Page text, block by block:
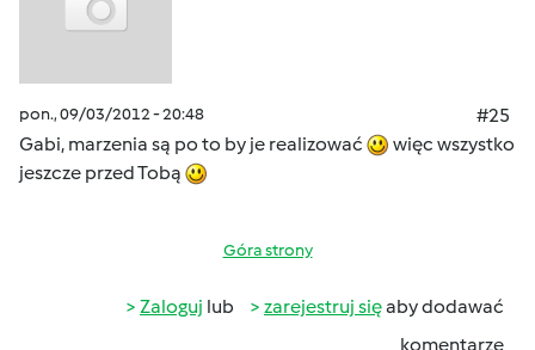
pon., 09/03/2012 - 20:48
#25
Gabi, marzenia są po to by je realizować
więc wszystko
jeszcze przed Tobą
Góra strony
Zaloguj lub zarejestruj sięaby dodawać
komentarze